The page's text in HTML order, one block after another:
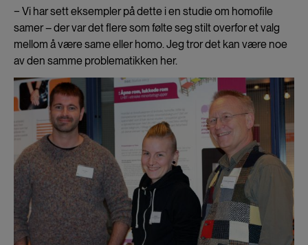
− Vi har sett eksempler på dette i en studie om homofile
samer – der var det flere som følte seg stilt overfor et valg
mellom å være same eller homo. Jeg tror det kan være noe
av den samme problematikken her.